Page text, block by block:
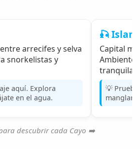
arrecifes y selva
snorkelistas y
aquí. Explora
en el agua.
🎣
Capital
Ambiente
tranquilas.
💡
descubrir cada Cayo ➡️